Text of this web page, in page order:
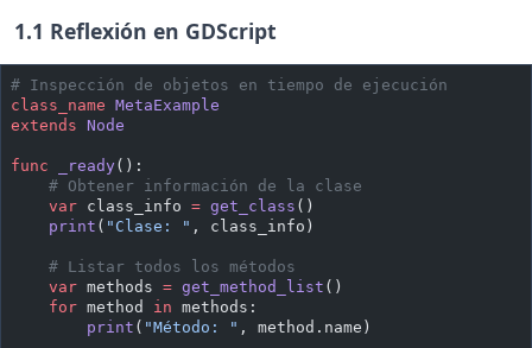
1.1 Reflexión en GDScript
# Inspección de objetos en tiempo de ejecución
class_name MetaExample
extends Node
func _ready():
    # Obtener información de la clase
    var
class_info = get_class ()
    print
( "Clase: " , class_info)
    # Listar todos los métodos
    var
methods = get_method_list ()
    for
method in methods:
        print
( "Método: " , method.name)